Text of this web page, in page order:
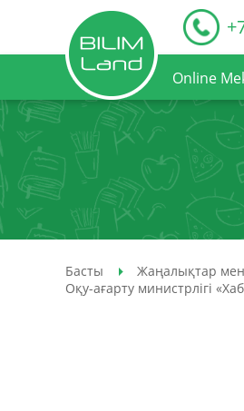
Online
Басты Жаңалықтар
Оқу-ағарту министрлігі